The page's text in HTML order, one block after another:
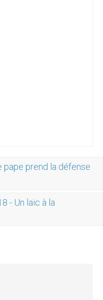
pape prend la défense
- Un laïc à la